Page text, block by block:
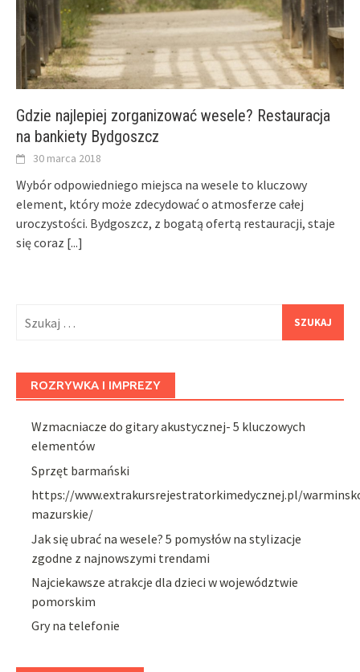
Gdzie najlepiej zorganizować wesele? Restauracja
na bankiety Bydgoszcz
30 marca 2018
Wybór odpowiedniego miejsca na wesele to kluczowy
element, który może zdecydować o atmosferze całej
uroczystości. Bydgoszcz, z bogatą ofertą restauracji, staje
się coraz [...]
ROZRYWKA I IMPREZY
Wzmacniacze do gitary akustycznej- 5 kluczowych
elementów
Sprzęt barmański
https://www.extrakursrejestratorkimedycznej.pl/
mazurskie/
Jak się ubrać na wesele? 5 pomysłów na stylizacje
zgodne z najnowszymi trendami
Najciekawsze atrakcje dla dzieci w województwie
pomorskim
Gry na telefonie